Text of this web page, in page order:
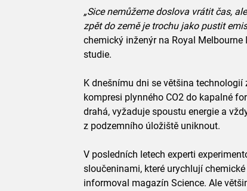
„Sice nemůžeme doslova vrátit čas,
zpět do země je trochu jako pustit
chemický inženýr na Royal
studie.
K dnešnímu dni se většina
kompresi plynného CO2 do kapalné
drahá, vyžaduje spoustu energie a
z podzemního úložiště uniknout.
V posledních letech experti
sloučeninami, které urychlují
informoval magazín Science. Ale